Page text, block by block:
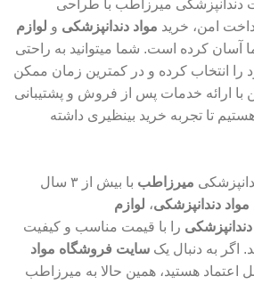
دندانپزشکی میرزاطب با طراحی
امن، خرید مواد دندانپزشکی و لوازم
آسان کرده است. شما میتوانید به راحتی
را انتخاب کرده و در کمترین زمان ممکن
با ارائه خدمات پس از فروش و پشتیبانی
هستیم تا تجربه خرید بینظیری داشته
میرزاطب
با بیش از ۳ سال
مواد دندانپزشکی، لوازم
را با قیمت مناسب و کیفیت
اگر به دنبال یک سایت فروشگاه مواد
اعتماد هستید، همین حالا به میرزاطب